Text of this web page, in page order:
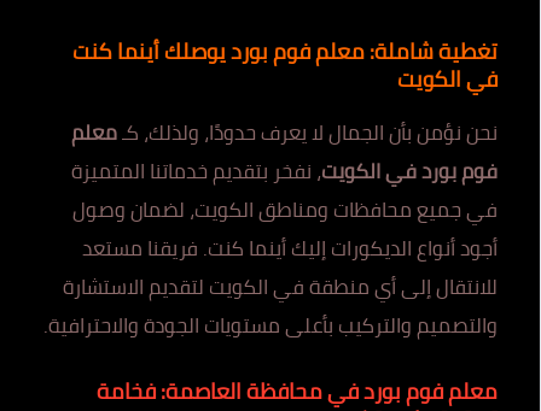
تغطية شاملة: معلم فوم بورد يوصلك أينما كنت
في الكويت
نحن نؤمن بأن الجمال لا يعرف حدودًا، ولذلك، كـمعلم
فوم بورد في الكويت، نفخر بتقديم خدماتنا المتميزة
في جميع محافظات ومناطق الكويت، لضمان وصول
أجود أنواع الديكورات إليك أينما كنت. فريقنا مستعد
للانتقال إلى أي منطقة في الكويت لتقديم الاستشارة
والتصميم والتركيب بأعلى مستويات الجودة والاحترافية.
معلم فوم بورد في محافظة العاصمة: فخامة